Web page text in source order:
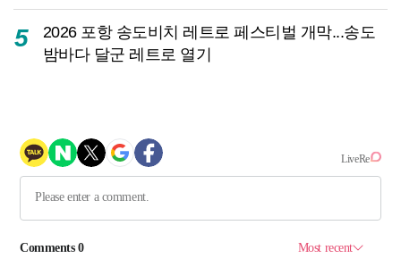
5
2026 포항 송도비치 레트로 페스티벌 개막...송도
밤바다 달군 레트로 열기